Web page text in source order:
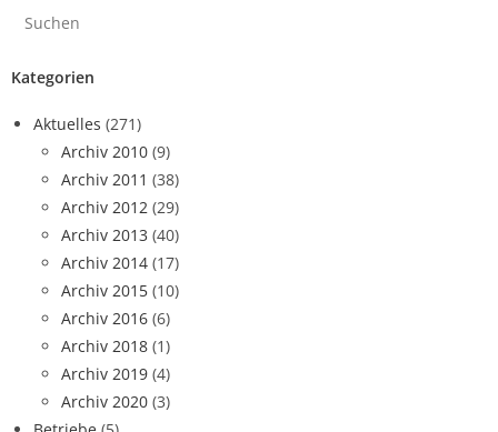
Kategorien
Aktuelles (271)
Archiv 2010 (9)
Archiv 2011 (38)
Archiv 2012 (29)
Archiv 2013 (40)
Archiv 2014 (17)
Archiv 2015 (10)
Archiv 2016 (6)
Archiv 2018 (1)
Archiv 2019 (4)
Archiv 2020 (3)